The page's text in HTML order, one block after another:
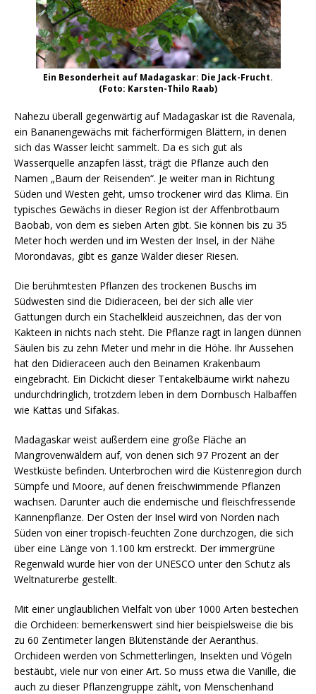
Ein Besonderheit auf Madagaskar: Die Jack-Frucht.
(Foto: Karsten-Thilo Raab)
Nahezu überall gegenwärtig auf Madagaskar ist die Ravenala,
ein Bananengewächs mit fächerförmigen Blättern, in denen
sich das Wasser leicht sammelt. Da es sich gut als
Wasserquelle anzapfen lässt, trägt die Pflanze auch den
Namen „Baum der Reisenden“. Je weiter man in Richtung
Süden und Westen geht, umso trockener wird das Klima. Ein
typisches Gewächs in dieser Region ist der Affenbrotbaum
Baobab, von dem es sieben Arten gibt. Sie können bis zu 35
Meter hoch werden und im Westen der Insel, in der Nähe
Morondavas, gibt es ganze Wälder dieser Riesen.
Die berühmtesten Pflanzen des trockenen Buschs im
Südwesten sind die Didieraceen, bei der sich alle vier
Gattungen durch ein Stachelkleid auszeichnen, das der von
Kakteen in nichts nach steht. Die Pflanze ragt in langen dünnen
Säulen bis zu zehn Meter und mehr in die Höhe. Ihr Aussehen
hat den Didieraceen auch den Beinamen Krakenbaum
eingebracht. Ein Dickicht dieser Tentakelbäume wirkt nahezu
undurchdringlich, trotzdem leben in dem Dornbusch Halbaffen
wie Kattas und Sifakas.
Madagaskar weist außerdem eine große Fläche an
Mangrovenwäldern auf, von denen sich 97 Prozent an der
Westküste befinden. Unterbrochen wird die Küstenregion durch
Sümpfe und Moore, auf denen freischwimmende Pflanzen
wachsen. Darunter auch die endemische und fleischfressende
Kannenpflanze. Der Osten der Insel wird von Norden nach
Süden von einer tropisch-feuchten Zone durchzogen, die sich
über eine Länge von 1.100 km erstreckt. Der immergrüne
Regenwald wurde hier von der UNESCO unter den Schutz als
Weltnaturerbe gestellt.
Mit einer unglaublichen Vielfalt von über 1000 Arten bestechen
die Orchideen: bemerkenswert sind hier beispielsweise die bis
zu 60 Zentimeter langen Blütenstände der Aeranthus.
Orchideen werden von Schmetterlingen, Insekten und Vögeln
bestäubt, viele nur von einer Art. So muss etwa die Vanille, die
auch zu dieser Pflanzengruppe zählt, von Menschenhand